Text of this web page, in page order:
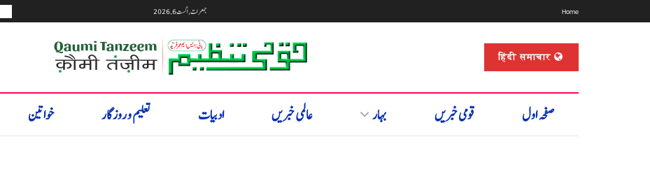
Home جمعرات, اگست 6, 2026
हिंदी समाचार
صفحہ اول قومی خبریں بہار عالمی خبریں ادبیات تعلیم و روزگار خواتین